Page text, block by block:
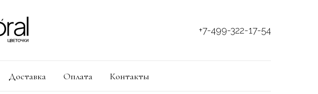
+7-499-322-17-54
Доставка Оплата Контакты